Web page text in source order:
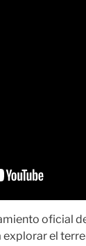
oficial
el